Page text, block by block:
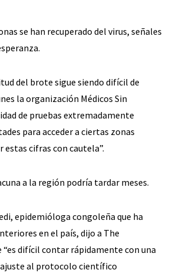
se han recuperado del virus, señales
del brote sigue siendo difícil de
la organización Médicos Sin
de pruebas extremadamente
para acceder a ciertas zonas
cifras con cautela”.
a la región podría tardar meses.
epidemióloga congoleña que ha
en el país, dijo a The
“es difícil contar rápidamente con una
ajuste al protocolo científico